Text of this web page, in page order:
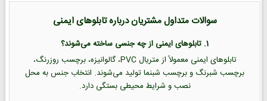
سوالات متداول مشتریان درباره تابلوهای ایمنی
1. تابلوهای ایمنی از چه جنسی ساخته می‌شوند؟
تابلوهای ایمنی معمولاً از متریال PVC، گالوانیزه، برچسب روزرنگ،
برچسب شبرنگ و برچسب شبنما تولید می‌شوند. انتخاب جنس به محل
نصب و شرایط محیطی بستگی دارد.